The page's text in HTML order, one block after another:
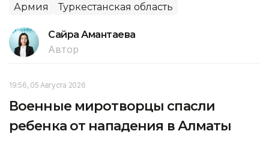
Армия Туркестанская область
Сайра Амантаева
Автор
19:56, 05 Августа 2026
Военные миротворцы спасли
ребенка от нападения в Алматы